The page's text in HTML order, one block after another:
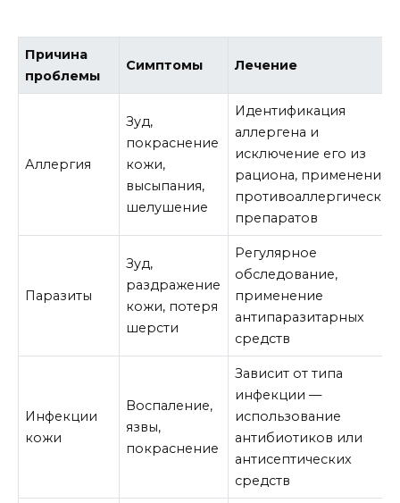
Причина
проблемы
Симптомы Лечение
Аллергия
Зуд,
покраснение
кожи,
высыпания,
шелушение
Идентификация
аллергена и
исключение его из
рациона, применение
противоаллергических
препаратов
Паразиты
Зуд,
раздражение
кожи, потеря
шерсти
Регулярное
обследование,
применение
антипаразитарных
средств
Инфекции
кожи
Воспаление,
язвы,
покраснение
Зависит от типа
инфекции —
использование
антибиотиков или
антисептических
средств